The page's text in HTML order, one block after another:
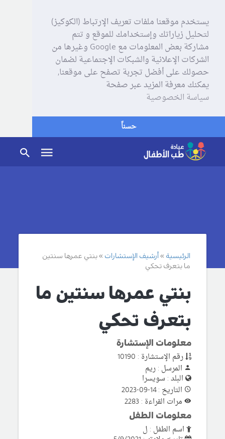
يستخدم موقعنا ملفات تعريف الإرتباط (الكوكيز)
لتحليل زياراتك وإستخدامك للموقع و تتم
مشاركة بعض المعلومات مع Google وغيرها من
الشركات الإعلانية والشبكات الإجتماعية لضمان
حصولك على أفضل تجربة تصفح على موقعنا,
يمكنك معرفة المزيد عبر صفحة
سياسة الخصوصية
حسناً
الرئيسية أرشيف الإستشارات
بنتي عمرها سنتين
ما بتعرف تحكي
بنتي عمرها سنتين ما
بتعرف تحكي
معلومات الإستشارة
رقم الإستشارة : 10190
المرسل : ريم
البلد : سويسرا
التاريخ : 14-09-2023
مرات القراءة : 2283
معلومات الطفل
اسم الطفل : ل